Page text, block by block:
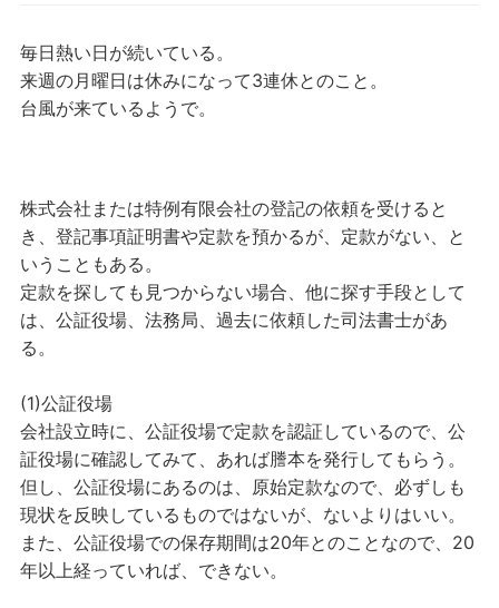
毎日熱い日が続いている。
来週の月曜日は休みになって3連休とのこと。
台風が来ているようで。
株式会社または特例有限会社の登記の依頼を受けると
き、登記事項証明書や定款を預かるが、定款がない、と
いうこともある。
定款を探しても見つからない場合、他に探す手段として
は、公証役場、法務局、過去に依頼した司法書士があ
る。
(1)公証役場
会社設立時に、公証役場で定款を認証しているので、公
証役場に確認してみて、あれば謄本を発行してもらう。
但し、公証役場にあるのは、原始定款なので、必ずしも
現状を反映しているものではないが、ないよりはいい。
また、公証役場での保存期間は20年とのことなので、20
年以上経っていれば、できない。